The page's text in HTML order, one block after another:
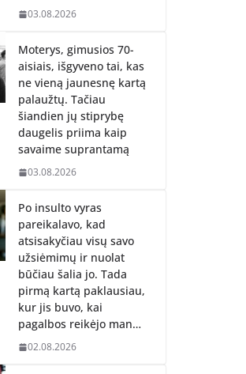
03.08.2026
Moterys, gimusios 70-
aisiais, išgyveno tai, kas
ne vieną jaunesnę kartą
palaužtų. Tačiau
šiandien jų stiprybę
daugelis priima kaip
savaime suprantamą
03.08.2026
Po insulto vyras
pareikalavo, kad
atsisakyčiau visų savo
užsiėmimų ir nuolat
būčiau šalia jo. Tada
pirmą kartą paklausiau,
kur jis buvo, kai
pagalbos reikėjo man…
02.08.2026